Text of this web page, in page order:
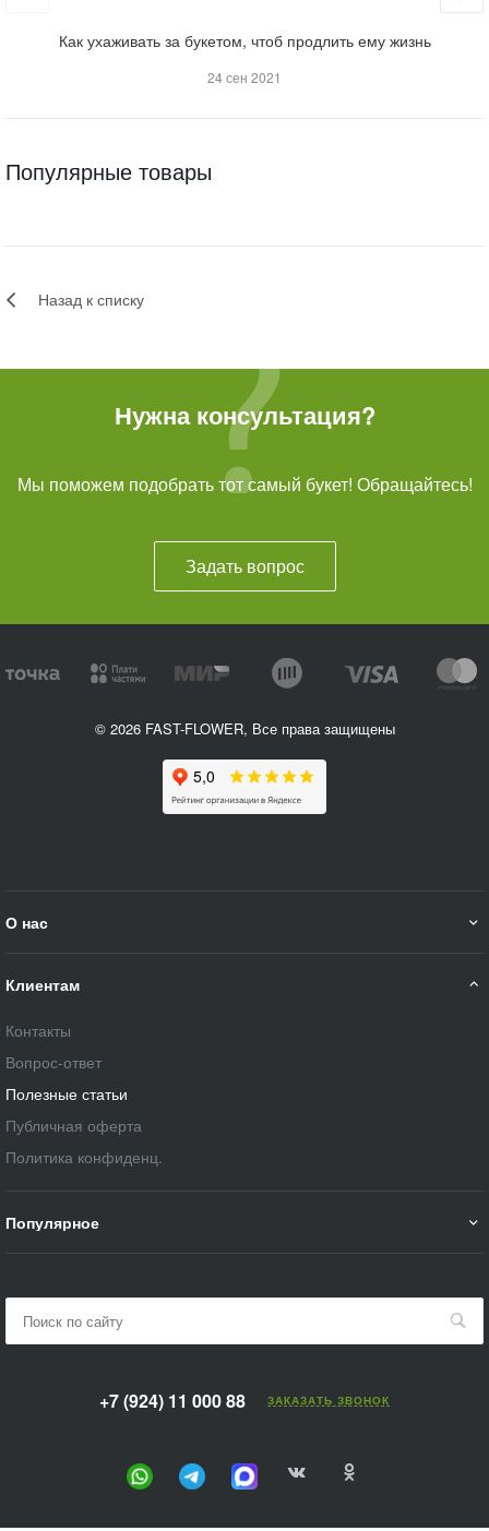
Как ухаживать за букетом, чтоб продлить ему жизнь
24 сен 2021
Популярные товары
Назад к списку
Нужна консультация?
Мы поможем подобрать тот самый букет! Обращайтесь!
Задать вопрос
© 2026 FAST-FLOWER, Все права защищены
О нас
Клиентам
Контакты
Вопрос-ответ
Полезные статьи
Публичная оферта
Политика конфиденц.
Популярное
+7 (924) 11 000 88 ЗАКАЗАТЬ ЗВОНОК